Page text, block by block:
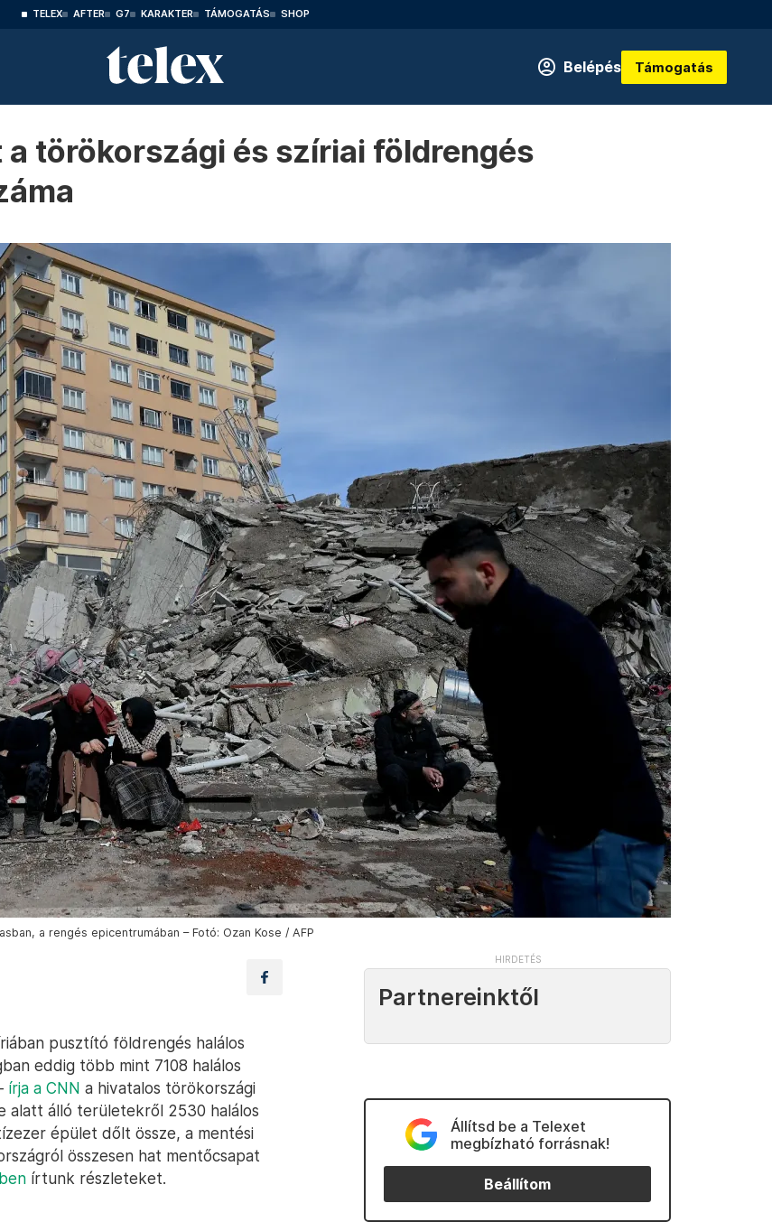
TELEX AFTER G7 KARAKTER TÁMOGATÁS SHOP
Belépés Támogatás
a törökországi és szíriai földrengés
a rengés epicentrumában – Fotó: Ozan Kose / AFP
pusztító földrengés halálos
eddig több mint 7108 halálos
írja a CNN a hivatalos törökországi
alatt álló területekről 2530 halálos
épület dőlt össze, a mentési
összesen hat mentőcsapat
írtunk részleteket.
Partnereinktől
Állítsd be a Telexet
megbízható forrásnak!
Beállítom